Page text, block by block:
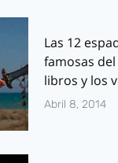
Las 12
famosas
libros y los
Abril 8, 2014